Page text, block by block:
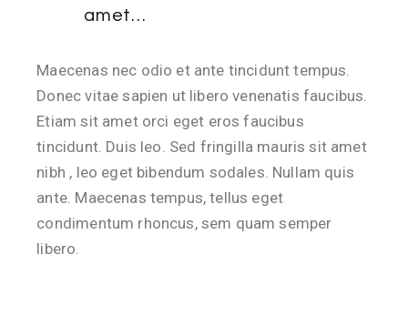
amet…
Maecenas nec odio et ante tincidunt tempus.
Donec vitae sapien ut libero venenatis faucibus.
Etiam sit amet orci eget eros faucibus
tincidunt. Duis leo. Sed fringilla mauris sit amet
nibh , leo eget bibendum sodales. Nullam quis
ante. Maecenas tempus, tellus eget
condimentum rhoncus, sem quam semper
libero.